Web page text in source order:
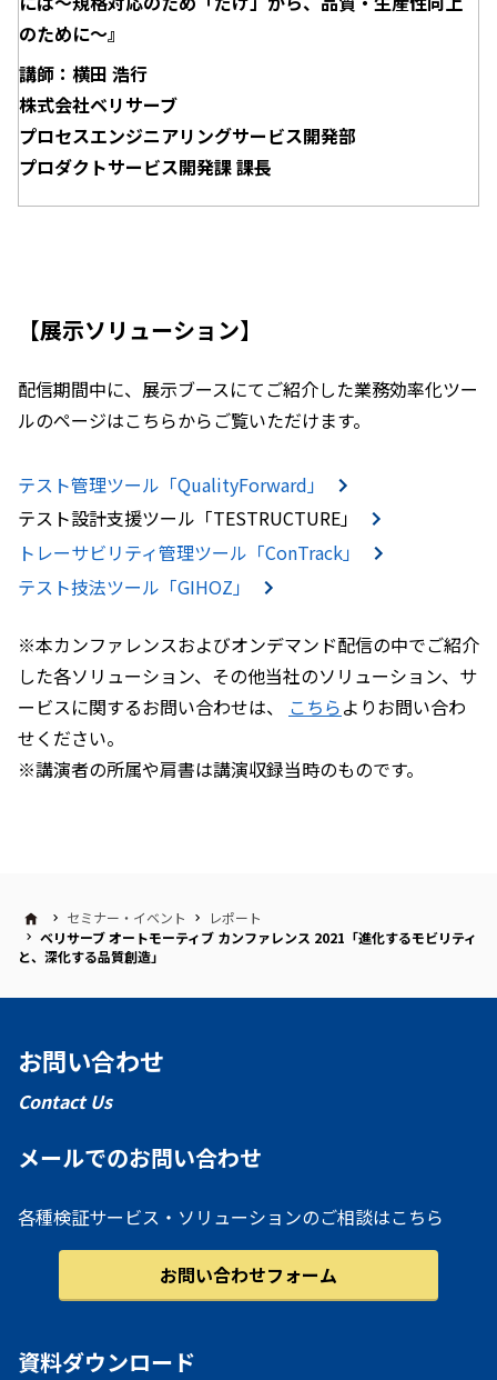
のために～』
講師：横田 浩行
株式会社ベリサーブ
プロセスエンジニアリングサービス開発部
プロダクトサービス開発課 課長
【展示ソリューション】
配信期間中に、展示ブースにてご紹介した業務効率化ツー
ルのページはこちらからご覧いただけます。
テスト管理ツール「QualityForward」
テスト設計支援ツール「TESTRUCTURE」
トレーサビリティ管理ツール「ConTrack」
テスト技法ツール「GIHOZ」
※本カンファレンスおよびオンデマンド配信の中でご紹介
した各ソリューション、その他当社のソリューション、サ
ービスに関するお問い合わせは、 こちらよりお問い合わ
せください。
※講演者の所属や肩書は講演収録当時のものです。
セミナー・イベント
レポート
ベリサーブ オートモーティブ カンファレンス 2021「進化するモビリティ
と、深化する品質創造」
お問い合わせ
Contact Us
メールでのお問い合わせ
各種検証サービス・ソリューションのご相談はこちら
お問い合わせフォーム
資料ダウンロード